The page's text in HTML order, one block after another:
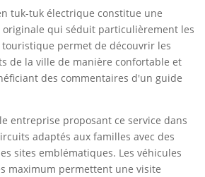
tuk-tuk électrique constitue une
qui séduit particulièrement les
permet de découvrir les
de la ville de manière confortable et
des commentaires d'un guide
entreprise proposant ce service dans
adaptés aux familles avec des
sites emblématiques. Les véhicules
maximum permettent une visite